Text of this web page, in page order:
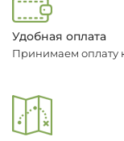
Удобная оплата
Принимаем оплату